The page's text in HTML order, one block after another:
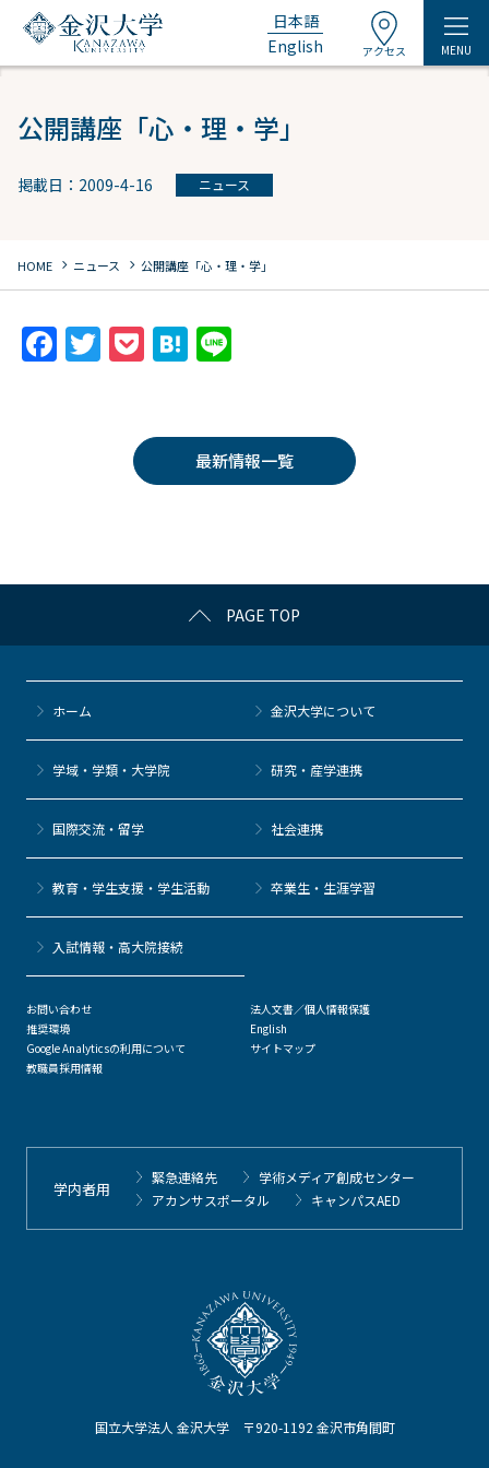
日本語
English
アクセス MENU
公開講座「心・理・学」
掲載日：2009-4-16 ニュース
HOME chevron_right ニュース chevron_right 公開講座「心・理・学」
F
k
T
er
P
k
et
H
n
a
最新情報一覧
PAGE TOP
国立大学法人 金沢大学 〒920-1192 金沢市角間町
ホーム 金沢大学について
学域・学類・大学院 研究・産学連携
国際交流・留学 社会連携
教育・学生支援・学生活動 卒業生・生涯学習
⼊試情報・高大院接続
お問い合わせ
推奨環境
Google Analyticsの利用について
教職員採用情報
法人文書／個人情報保護
English
サイトマップ
学内者用
緊急連絡先
学術メディア創成センター
アカンサスポータル
キャンパスAED